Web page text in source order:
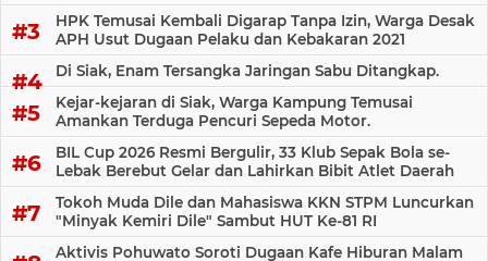
HPK Temusai Kembali Digarap Tanpa Izin, Warga Desak
APH Usut Dugaan Pelaku dan Kebakaran 2021
Di Siak, Enam Tersangka Jaringan Sabu Ditangkap.
Kejar-kejaran di Siak, Warga Kampung Temusai
Amankan Terduga Pencuri Sepeda Motor.
BIL Cup 2026 Resmi Bergulir, 33 Klub Sepak Bola se-
Lebak Berebut Gelar dan Lahirkan Bibit Atlet Daerah
Tokoh Muda Dile dan Mahasiswa KKN STPM Luncurkan
"Minyak Kemiri Dile" Sambut HUT Ke-81 RI
Aktivis Pohuwato Soroti Dugaan Kafe Hiburan Malam